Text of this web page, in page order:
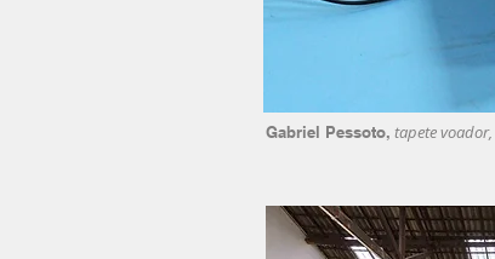
Gabriel Pessoto, tapete voador,